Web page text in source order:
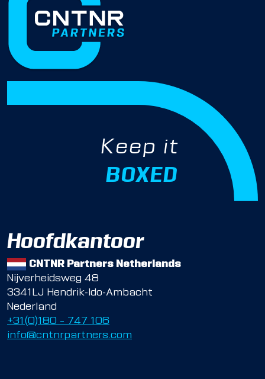
Keep it
BOXED
Hoofdkantoor
CNTNR Partners Netherlands
Nijverheidsweg 48
3341LJ Hendrik-Ido-Ambacht
Nederland
+31(0)180 – 747 106
info@cntnrpartners.com